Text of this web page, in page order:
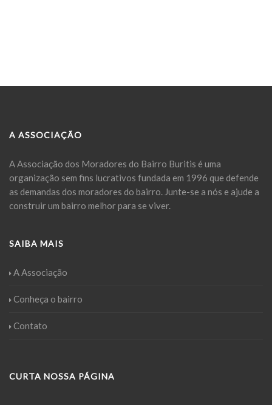
A ASSOCIAÇÃO
A Associação dos Moradores do Bairro Buritis é uma
organização sem fins lucrativos fundada em 1996 que defende
as demandas dos moradores do bairro. Junte-se a nós e ajude a
construir um bairro melhor para se viver.
SAIBA MAIS
A Associação
Conheça o bairro
Contato
CURTA NOSSA PÁGINA